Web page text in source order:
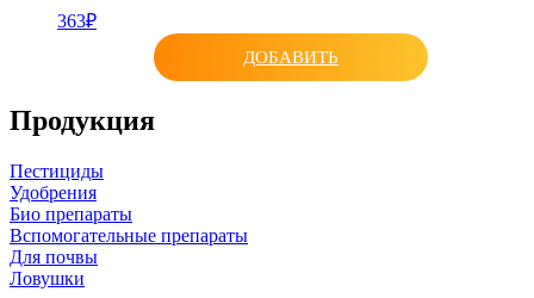
363₽
ДОБАВИТЬ
Продукция
Пестициды
Удобрения
Био препараты
Вспомогательные препараты
Для почвы
Ловушки